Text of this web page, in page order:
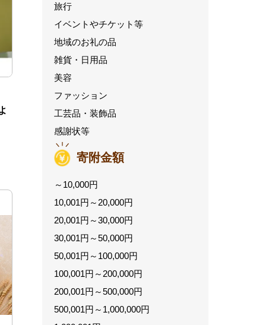
旅行
イベントやチケット等
地域のお礼の品
雑貨・日用品
美容
ファッション
工芸品・装飾品
感謝状等
寄附金額
～10,000円
10,001円～20,000円
20,001円～30,000円
30,001円～50,000円
50,001円～100,000円
100,001円～200,000円
200,001円～500,000円
500,001円～1,000,000円